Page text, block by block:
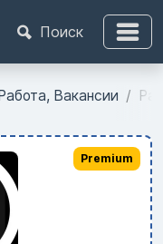
Поиск
Работа, Вакансии
Premium